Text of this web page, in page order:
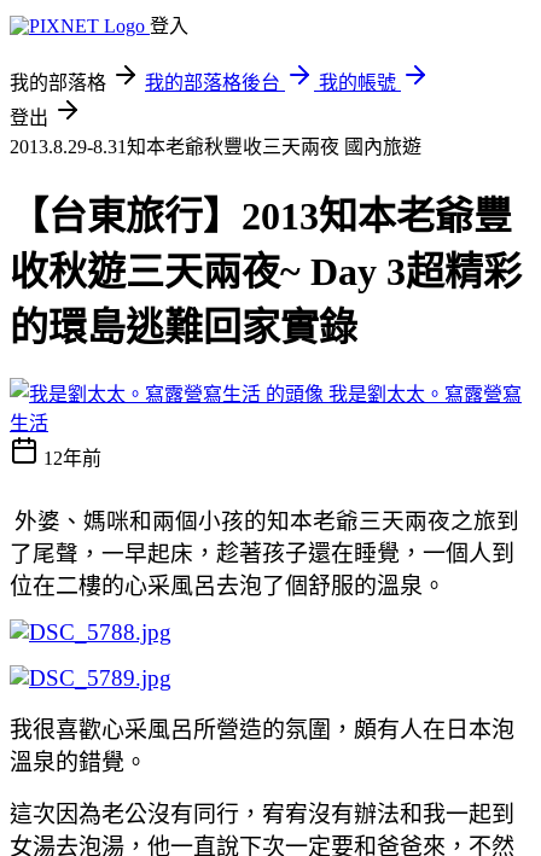
登入
我的部落格 我的部落格後台
我的帳號
登出
2013.8.29-8.31知本老爺秋豐收三天兩夜 國內旅遊
【台東旅行】2013知本老爺豐
收秋遊三天兩夜~ Day 3超精彩
的環島逃難回家實錄
我是劉太太。寫露營寫
生活
12年前
外婆、媽咪和兩個小孩的知本老爺三天兩夜之旅到
了尾聲，一早起床 ，趁著孩子還在睡覺 ，一個人到
位在二樓的心采風呂去泡了個舒服的溫泉。
我很喜歡心采風呂所營造的氛圍 ，頗有人在日本泡
溫泉的錯覺 。
這次因為老公沒有同行 ，宥宥沒有辦法和我一起到
女湯去泡湯 ，他一直說下次一定要和爸爸來 ，不然